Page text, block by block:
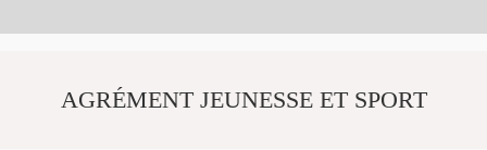
AGRÉMENT JEUNESSE ET SPORT